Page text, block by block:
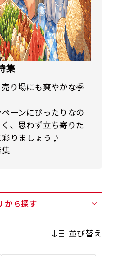
集
り場にも爽やかな季
ーンにぴったりなの
、思わず立ち寄りた
彩りましょう♪
から探す
並び替え